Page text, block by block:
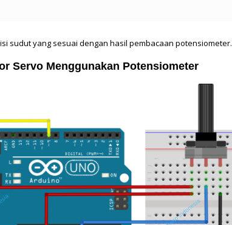
sudut yang sesuai dengan hasil pembacaan potensiometer.
Servo Menggunakan Potensiometer